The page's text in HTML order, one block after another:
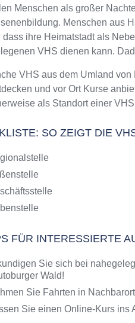
VHS Hagen am Teutoburger
VHS Hagen am Teutoburger
Online-Kurse – Alternative
Top-Kurse an der Abendschule
Weiterbildung in Hagen am
VHS Hagen am Teutoburger
Menschen als großer
Menschen aus
dass ihre Heimatstadt als
VHS dienen kann.
VHS aus dem Umland
und vor Ort Kurse
als Standort einer
SO ZEIGT DIE
FÜR INTERESSIERTE
Sie sich bei
Wald!
Sie Fahrten in
Sie einen Online-Kurs ins